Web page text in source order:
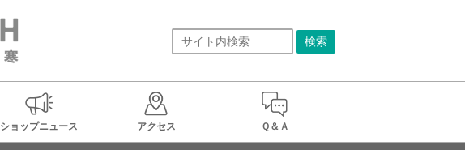
ショップニュース アクセス Ｑ＆Ａ